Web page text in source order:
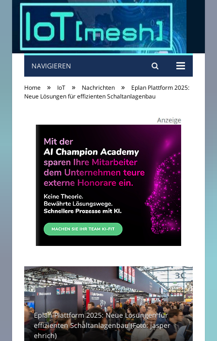
NAVIGIEREN
Home » IoT » Nachrichten »
Eplan Plattform 2025:
Neue Lösungen für effizienten Schaltanlagenbau
Eplan Plattform 2025: Neue Lösungen für
effizienten Schaltanlagenbau (Foto: jasper
ehrich)